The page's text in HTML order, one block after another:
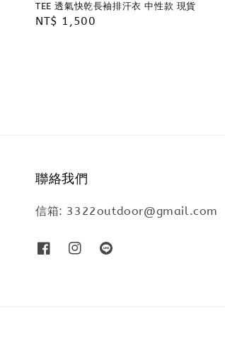
TEE 透氣快乾長袖排汗衣 中性款 現貨
Regular
NT$ 1,500
聯絡我們
信箱: 3322outdoor@gmail.com